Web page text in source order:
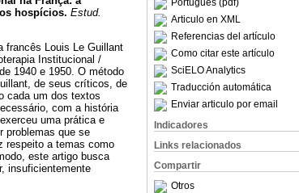
Portugués (pdf)
Articulo en XML
Referencias del artículo
Como citar este artículo
SciELO Analytics
Traducción automática
Enviar articulo por email
Indicadores
Links relacionados
Compartir
Otros
hospícios. Estud.
francês Louis Le Guillant
Institucional /
1940 e 1950. O método
de seus críticos, de
cada um dos textos
com a história
uma prática e
problemas que se
respeito a temas como
este artigo busca
insuficientemente